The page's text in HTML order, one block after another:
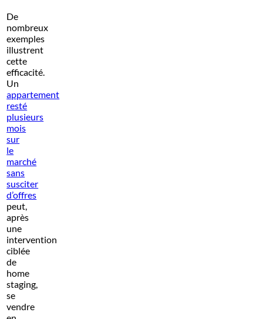
De
nombreux
exemples
illustrent
cette
efficacité.
Un
appartement
resté
plusieurs
mois
sur
le
marché
sans
susciter
d’offres
peut,
après
une
intervention
ciblée
de
home
staging,
se
vendre